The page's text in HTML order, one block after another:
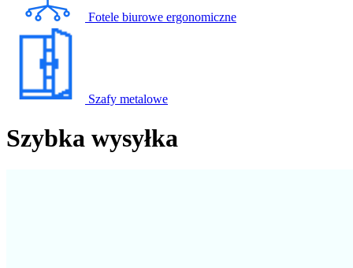
Fotele biurowe ergonomiczne
Szafy metalowe
Szybka wysyłka